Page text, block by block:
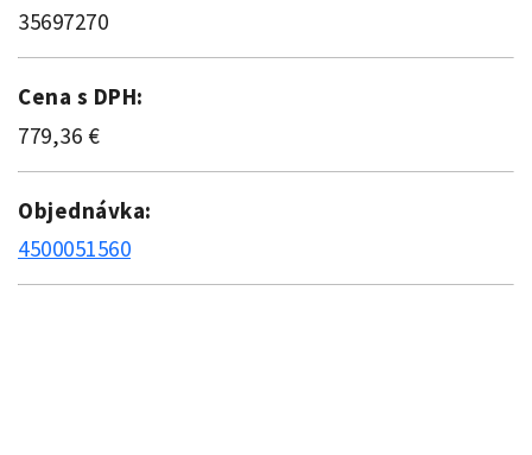
35697270
Cena s DPH:
779,36 €
Objednávka:
4500051560